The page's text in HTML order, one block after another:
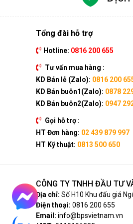
Tổng đài hỗ trợ
Hotline: 0816 200 655
Tư vấn mua hàng :
KD Bán lẻ (Zalo): 0816 200
KD Bán buôn1(Zalo): 0878
KD Bán buôn2(Zalo): 0947
Gọi hỗ trợ :
HT Đơn hàng: 02 439 879 997
HT Kỹ thuật: 0813 500 650
CÔNG TY TNHH ĐẦU TƯ
Địa chỉ: Số H10 Khu đấu giá
Điện thoại: 0816 200 655
Email: info@bpsvietnam.vn